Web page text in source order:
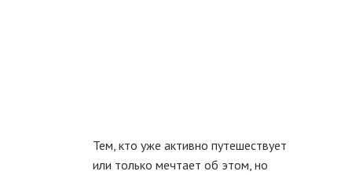
Тем, кто уже активно путешествует
или только мечтает об этом, но